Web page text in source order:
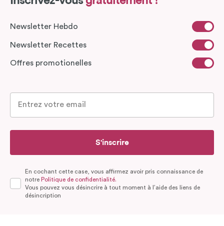
Newsletter Hebdo
Newsletter Recettes
Offres promotionelles
S'inscrire
En cochant cette case, vous affirmez avoir pris connaissance de
notre Politique de confidentialité.
Vous pouvez vous désincrire à tout moment à l’aide des liens de
désincription